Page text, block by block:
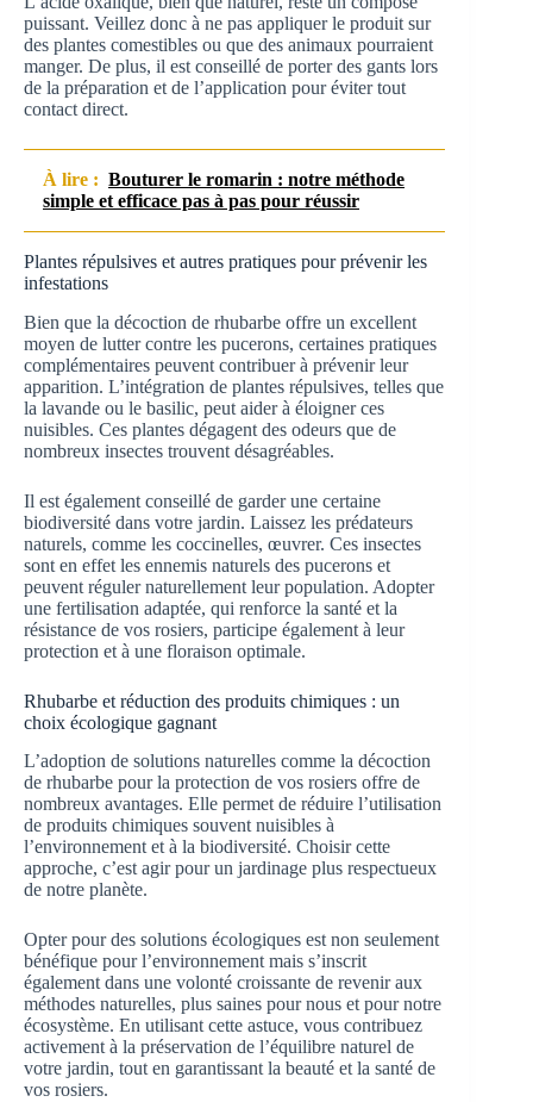
puissant. Veillez donc à ne pas appliquer le produit sur
des plantes comestibles ou que des animaux pourraient
manger. De plus, il est conseillé de porter des gants lors
de la préparation et de l’application pour éviter tout
contact direct.
À lire : Bouturer le romarin : notre méthode
simple et efficace pas à pas pour réussir
Plantes répulsives et autres pratiques pour prévenir les
infestations
Bien que la décoction de rhubarbe offre un excellent
moyen de lutter contre les pucerons, certaines pratiques
complémentaires peuvent contribuer à prévenir leur
apparition. L’intégration de plantes répulsives, telles que
la lavande ou le basilic, peut aider à éloigner ces
nuisibles. Ces plantes dégagent des odeurs que de
nombreux insectes trouvent désagréables.
Il est également conseillé de garder une certaine
biodiversité dans votre jardin. Laissez les prédateurs
naturels, comme les coccinelles, œuvrer. Ces insectes
sont en effet les ennemis naturels des pucerons et
peuvent réguler naturellement leur population. Adopter
une fertilisation adaptée, qui renforce la santé et la
résistance de vos rosiers, participe également à leur
protection et à une floraison optimale.
Rhubarbe et réduction des produits chimiques : un
choix écologique gagnant
L’adoption de solutions naturelles comme la décoction
de rhubarbe pour la protection de vos rosiers offre de
nombreux avantages. Elle permet de réduire l’utilisation
de produits chimiques souvent nuisibles à
l’environnement et à la biodiversité. Choisir cette
approche, c’est agir pour un jardinage plus respectueux
de notre planète.
Opter pour des solutions écologiques est non seulement
bénéfique pour l’environnement mais s’inscrit
également dans une volonté croissante de revenir aux
méthodes naturelles, plus saines pour nous et pour notre
écosystème. En utilisant cette astuce, vous contribuez
activement à la préservation de l’équilibre naturel de
votre jardin, tout en garantissant la beauté et la santé de
vos rosiers.